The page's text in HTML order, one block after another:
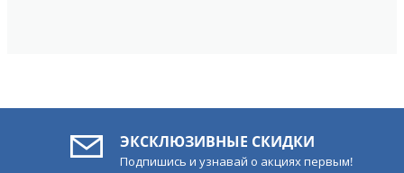
ЭКСКЛЮЗИВНЫЕ СКИДКИ
Подпишись и узнавай о акциях первым!